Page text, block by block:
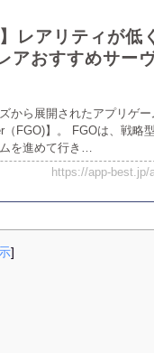
】レアリティが低
アおすすめサー
から展開されたアプリゲ
（FGO)】。 FGOは、戦略
を進めて行き…
https://app-best.jp/
]